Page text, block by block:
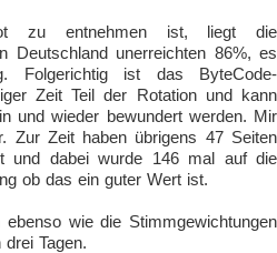
zu entnehmen ist, liegt die
Deutschland unerreichten 86%, es
Folgerichtig ist das ByteCode-
Zeit Teil der Rotation und kann
und wieder bewundert werden. Mir
Zur Zeit haben übrigens 47 Seiten
und dabei wurde 146 mal auf die
ob das ein guter Wert ist.
wie die Stimmgewichtungen
Tagen.